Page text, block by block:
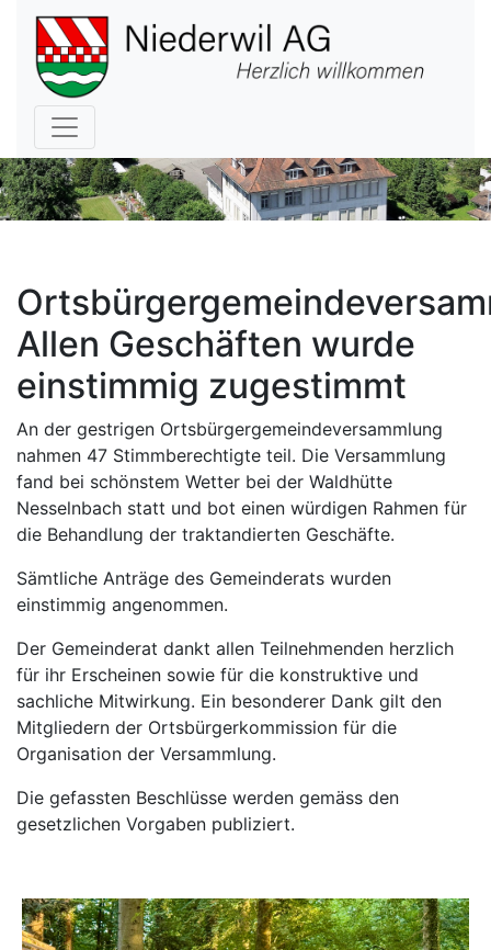
Hauptnavigation
Allen Geschäften wurde
einstimmig zugestimmt
An der gestrigen Ortsbürgergemeindeversammlung
nahmen 47 Stimmberechtigte teil. Die Versammlung
fand bei schönstem Wetter bei der Waldhütte
Nesselnbach statt und bot einen würdigen Rahmen für
die Behandlung der traktandierten Geschäfte.
Sämtliche Anträge des Gemeinderats wurden
einstimmig angenommen.
Der Gemeinderat dankt allen Teilnehmenden herzlich
für ihr Erscheinen sowie für die konstruktive und
sachliche Mitwirkung. Ein besonderer Dank gilt den
Mitgliedern der Ortsbürgerkommission für die
Organisation der Versammlung.
Die gefassten Beschlüsse werden gemäss den
gesetzlichen Vorgaben publiziert.